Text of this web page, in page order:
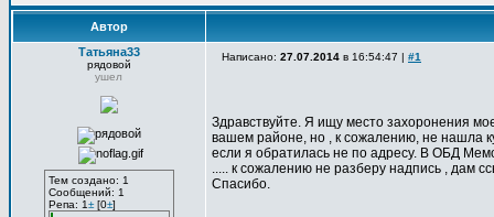
Автор
Татьяна33
рядовой
ушел
Тем создано: 1
Сообщений: 1
Репа: 1±[0±]
Написано: 27.07.2014 в 16:54:47 | #1
Здравствуйте. Я ищу место захоронения
вашем районе, но , к сожалению, не нашла
если я обратилась не по адресу. В ОБД
..... к сожалению не разберу надпись , дам
Спасибо.